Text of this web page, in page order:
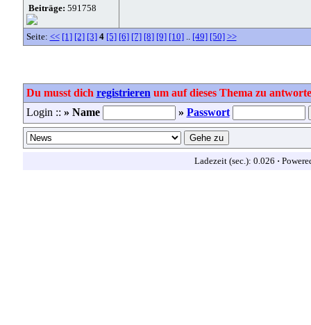
Beiträge: 591758
Seite: << [1] [2] [3] 4 [5] [6] [7] [8] [9] [10].. [49] [50] >>
Du musst dich registrieren um auf dieses Thema zu
Login :: » Name » Passwort
Ladezeit (sec.): 0.026 ·